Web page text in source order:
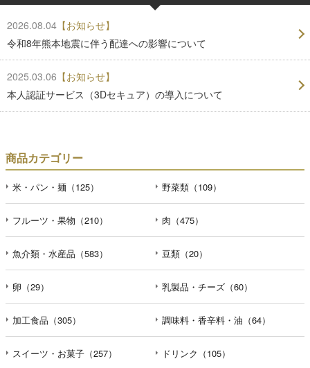
2026.08.04 【お知らせ】
令和8年熊本地震に伴う配達への影響について
2025.03.06 【お知らせ】
本人認証サービス（3Dセキュア）の導入について
商品カテゴリー
米・パン・麺（125） 野菜類（109）
フルーツ・果物（210） 肉（475）
魚介類・水産品（583） 豆類（20）
卵（29） 乳製品・チーズ（60）
加工食品（305） 調味料・香辛料・油（64）
スイーツ・お菓子（257） ドリンク（105）